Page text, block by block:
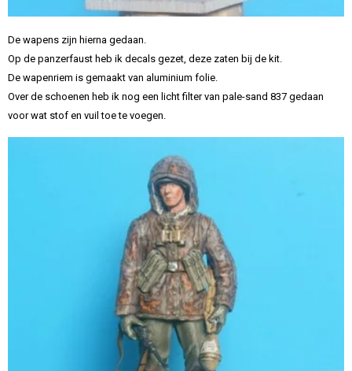
De wapens zijn hierna gedaan.
Op de panzerfaust heb ik decals gezet, deze zaten bij de kit.
De wapenriem is gemaakt van aluminium folie.
Over de schoenen heb ik nog een licht filter van pale-sand 837 gedaan
voor wat stof en vuil toe te voegen.